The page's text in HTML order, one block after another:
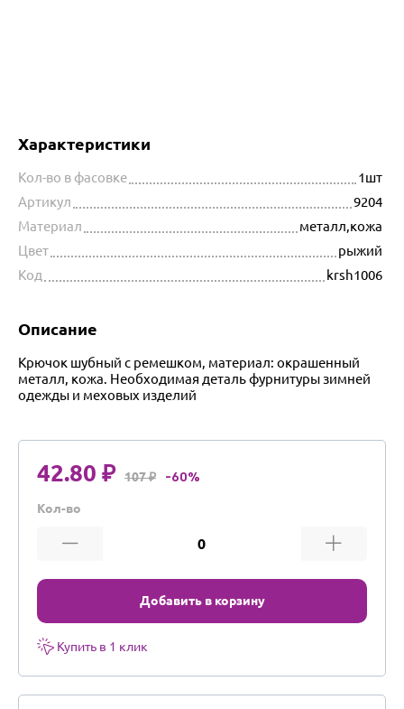
Характеристики
Кол-во в фасовке
1шт
Артикул
9204
Материал
металл,кожа
Цвет
рыжий
Код
krsh1006
Описание
Крючок шубный с ремешком, материал: окрашенный
металл, кожа. Необходимая деталь фурнитуры зимней
одежды и меховых изделий
42.80 ₽ 107 ₽ -60%
Кол-во
Добавить в корзину
Купить в 1 клик